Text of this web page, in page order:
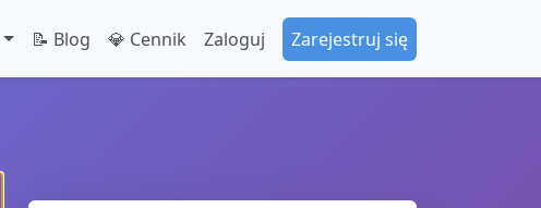
📝 Blog 💎 Cennik Zaloguj Zarejestruj się